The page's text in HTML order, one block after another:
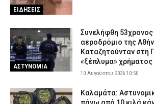
ΕΙΔΗΣΕΙΣ
ΑΣΤΥΝΟΜΙΑ
Συνελήφθη
αεροδρόμιο της
Καταζητούνταν στη
«ξέπλυμα»
10 Αυγούστου 2026 10:50
Καλαμάτα: